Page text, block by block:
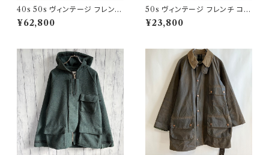
40s 50s ヴィンテージ フレンチ
Vポケ ブラックモールスキンジャ
ケット カバーオール
¥62,800
50s ヴィンテージ フレンチ コー
デュロイジャケット ビンテージ
ファーマーズジャケット
¥23,800